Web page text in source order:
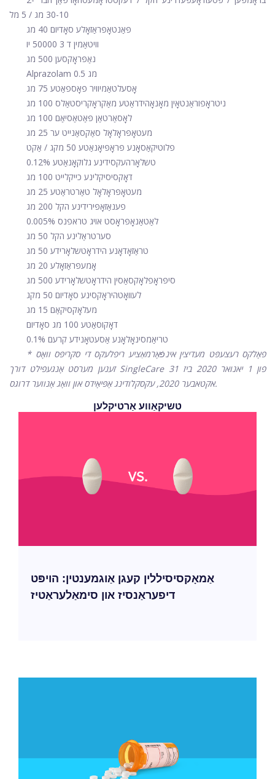
30-10 מג / 5 מל
פּאַנטאָפּראַזאָלע סאָדיום 40 מג
וויטאַמין ד 3 50000 יו
נאַפּראָקסען 500 מג
Alprazolam 0.5 מג
אָסעלטאַמיוויר פאָספאַטע 75 מג
ניטראָפוראַנטאָין מאָנאָהידראַטע מאַקראָקריסטאַלס ​​100 מג
לאָסאַרטאַן פּאַטאַסיאַם 100 מג
מעטאָפּראָלאָל סאַקסאַנייט ער 25 מג
פלוטיקאַסאָנע פּראָפּיאָנאַטע 50 מקג / אַקט
טשלאָרהעקסידינע גלוקאָנאַטע 0.12%
דאָקסיסיקלינע כייקלייט 100 מג
מעטאָפּראָלאָל טאַרטראַטע 25 מג
פענאַזאָפּירידינע הקל 200 מג
לאַטאַנאָפּראָסט אויג טראפנס 0.005%
סערטראַלינע הקל 50 מג
טראַזאָדאָנע הידראָטשלאָרידע 50 מג
אָמעפּראַזאָלע 20 מג
סיפּראָפלאָקסאַסין הידראָטשלאָרידע 500 מג
לעוואָטהיראָקסינע סאָדיום 50 מקג
מעלאָקסיקאַם 15 מג
דאָקוסאַטע 100 מג סאָדיום
טריאַמסינאָלאָנע אַסעטאָנידע קרעם 0.1%
* פאָלקס רעצעפּט מעדיצין אינפֿאָרמאַציע ריפלעקס די סקריפּס וואָס
זענען מערסט אָנגעפילט דורך SingleCare פון 1 יאנואר 2020 ביז 31
אקטאבער 2020, עקסקלודינג אָפּיאָידס און וואָג אָנווער דרוגס.
טשיקאַווע אַרטיקלען
אַמאָקסיסיללין קעגן אַוגמענטין: הויפּט
דיפעראַנסיז און סימאַלעראַטיז